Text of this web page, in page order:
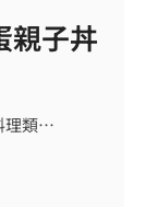
親子丼
理類…